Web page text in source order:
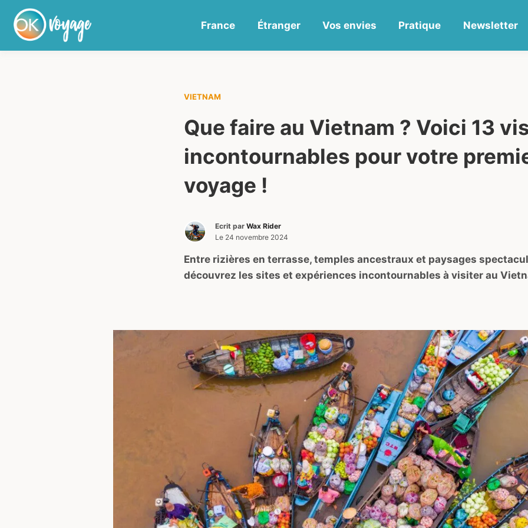
France Étranger Vos envies Pratique Newsletter
VIETNAM
Que faire au Vietnam ? Voici 13
incontournables pour votre
voyage !
Ecrit par Wax Rider
Le 24 novembre 2024
Entre rizières en terrasse, temples ancestraux et paysages
découvrez les sites et expériences incontournables à visiter au